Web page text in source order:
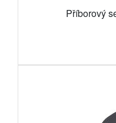
Příborový